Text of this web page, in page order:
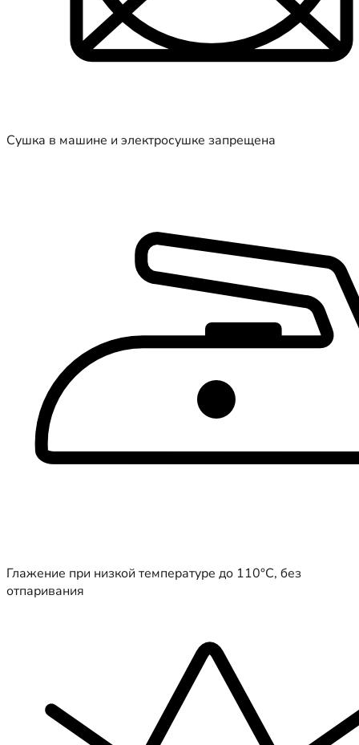
Сушка в машине и электросушке запрещена
Глажение при низкой температуре до 110°C, без
отпаривания